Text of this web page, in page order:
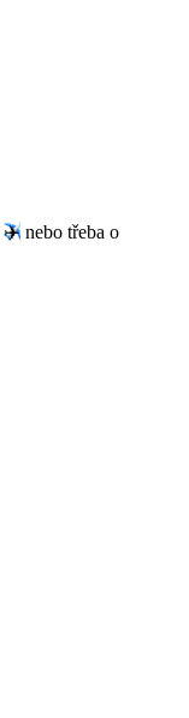
✈️ nebo třeba o